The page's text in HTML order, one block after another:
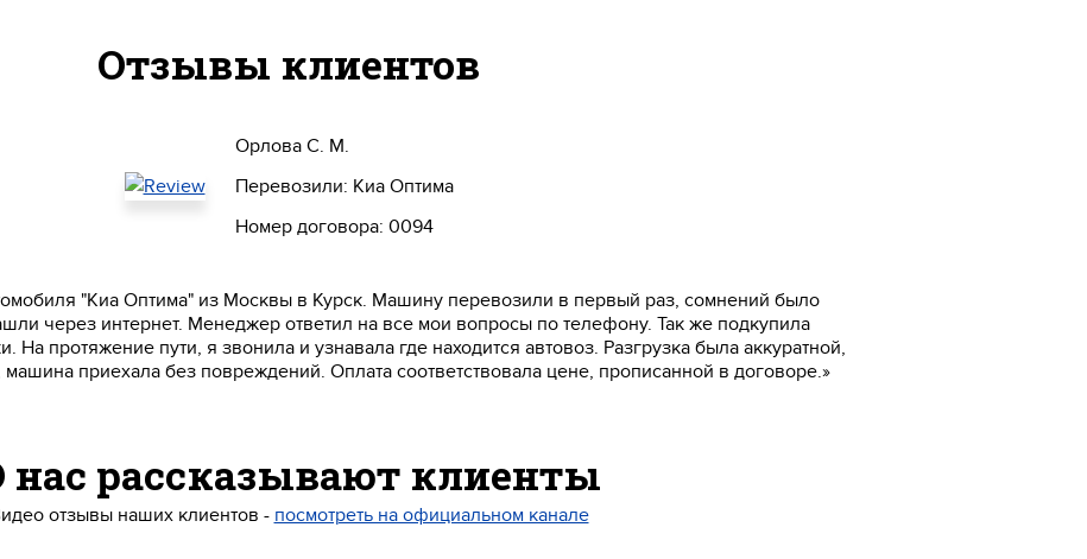
Отзывы клиентов
Орлова С. М.
Перевозили: Киа Оптима
Номер договора: 0094
"Киа Оптима" из Москвы в Курск. Машину перевозили в первый раз, сомнений было
через интернет. Менеджер ответил на все мои вопросы по телефону. Так же подкупила
На протяжение пути, я звонила и узнавала где находится автовоз. Разгрузка была аккуратной,
приехала без повреждений. Оплата соответствовала цене, прописанной в договоре.»
нас рассказывают клиенты
отзывы наших клиентов - посмотреть на официальном канале